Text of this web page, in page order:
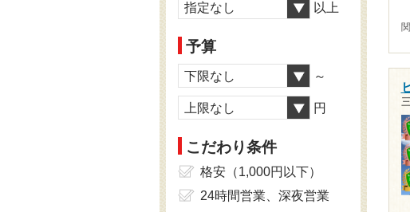
指定なし 以上
予算
下限なし ～
上限なし 円
こだわり条件
格安（1,000円以下）
24時間営業、深夜営業